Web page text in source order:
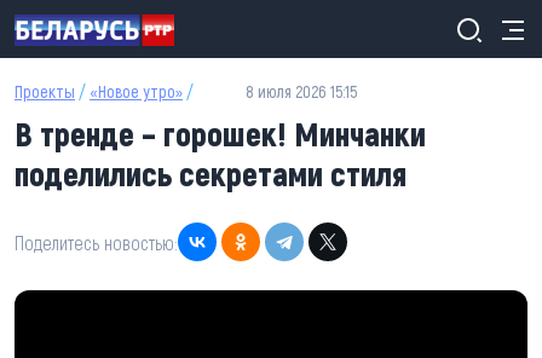
Перейти к основному содержанию
Проекты / «Новое утро» / 8 июля 2026 15:15
В тренде – горошек! Минчанки
поделились секретами стиля
Поделитесь новостью: